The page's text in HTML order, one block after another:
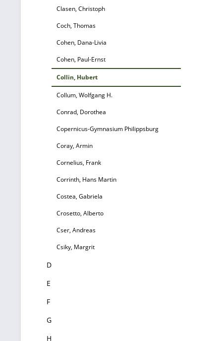
Clasen, Christoph
Coch, Thomas
Cohen, Dana-Livia
Cohen, Paul-Ernst
Collin, Hubert
Collum, Wolfgang H.
Conrad, Dorothea
Copernicus-Gymnasium Philippsburg
Coray, Armin
Cornelius, Frank
Corrinth, Hans Martin
Costea, Gabriela
Crosetto, Alberto
Cser, Andreas
Csiky, Margrit
D
E
F
G
H